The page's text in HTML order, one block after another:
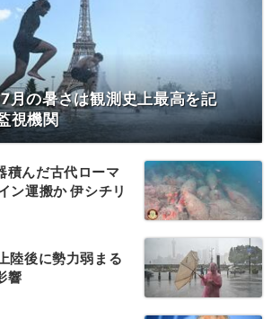
月の暑さは観測史上最高を記
視機関
積んだ古代ローマ
ン運搬か 伊シチリ
陸後に勢力弱まる
響